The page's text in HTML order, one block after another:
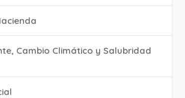
Cambio Climático y Salubridad